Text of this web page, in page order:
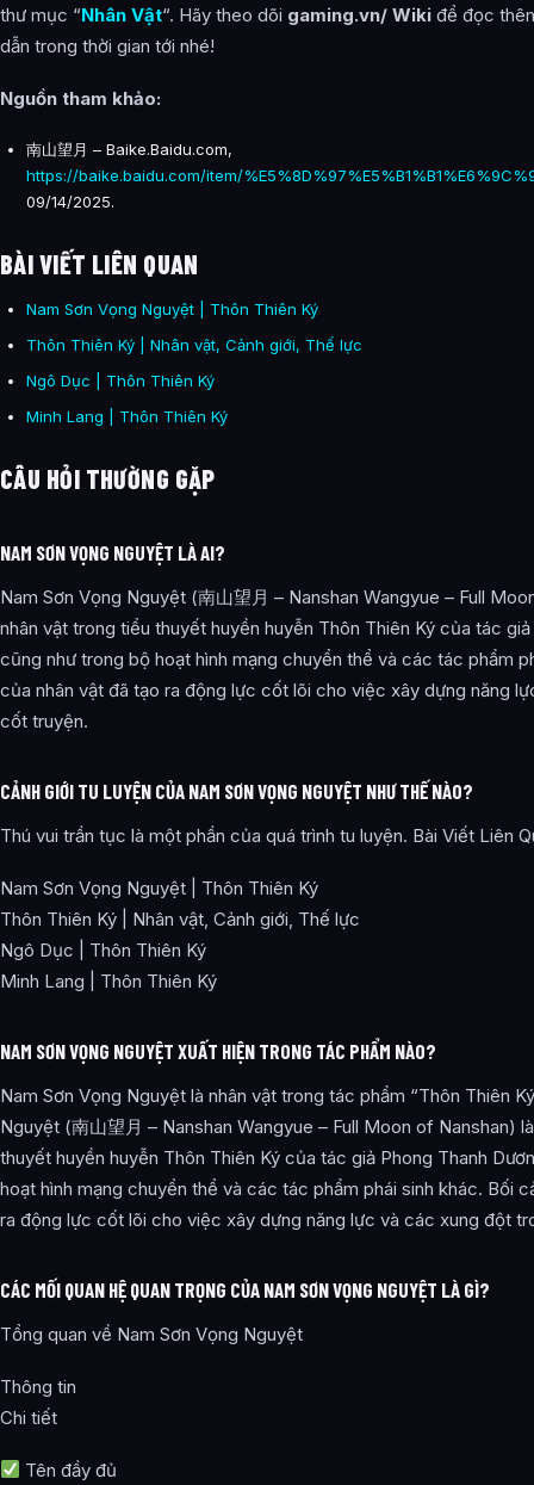
thư mục “Nhân Vật“. Hãy theo dõi gaming.vn/ Wiki để đọc
dẫn trong thời gian tới nhé!
Nguồn tham khảo:
南山望月 – Baike.Baidu.com,
https://baike.baidu.com/item/
09/14/2025.
BÀI VIẾT LIÊN QUAN
Nam Sơn Vọng Nguyệt | Thôn Thiên Ký
Thôn Thiên Ký | Nhân vật, Cảnh giới, Thế lực
Ngô Dục | Thôn Thiên Ký
Minh Lang | Thôn Thiên Ký
CÂU HỎI THƯỜNG GẶP
NAM SƠN VỌNG NGUYỆT LÀ AI?
Nam Sơn Vọng Nguyệt (南山望月 – Nanshan Wangyue – Full
nhân vật trong tiểu thuyết huyền huyễn Thôn Thiên Ký của tác
cũng như trong bộ hoạt hình mạng chuyển thể và các tác phẩm
của nhân vật đã tạo ra động lực cốt lõi cho việc xây dựng năng
cốt truyện.
CẢNH GIỚI TU LUYỆN CỦA NAM SƠN VỌNG NGUYỆT NHƯ THẾ NÀO?
Thú vui trần tục là một phần của quá trình tu luyện. Bài Viết Liên
Nam Sơn Vọng Nguyệt | Thôn Thiên Ký
Thôn Thiên Ký | Nhân vật, Cảnh giới, Thế lực
Ngô Dục | Thôn Thiên Ký
Minh Lang | Thôn Thiên Ký
NAM SƠN VỌNG NGUYỆT XUẤT HIỆN TRONG TÁC PHẨM NÀO?
Nam Sơn Vọng Nguyệt là nhân vật trong tác phẩm “Thôn Thiên
Nguyệt (南山望月 – Nanshan Wangyue – Full Moon of Nanshan)
thuyết huyền huyễn Thôn Thiên Ký của tác giả Phong Thanh
hoạt hình mạng chuyển thể và các tác phẩm phái sinh khác. Bối
ra động lực cốt lõi cho việc xây dựng năng lực và các xung đột
CÁC MỐI QUAN HỆ QUAN TRỌNG CỦA NAM SƠN VỌNG NGUYỆT LÀ GÌ?
Tổng quan về Nam Sơn Vọng Nguyệt
Thông tin
Chi tiết
Tên đầy đủ